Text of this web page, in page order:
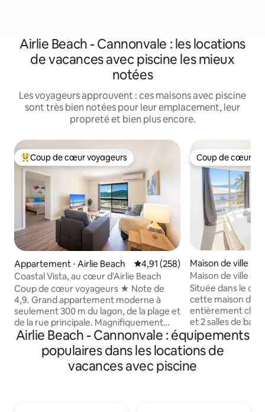
Airlie Beach - Cannonvale : les locations
de vacances avec piscine les mieux
notées
Les voyageurs approuvent : ces maisons avec piscine
sont très bien notées pour leur emplacement, leur
propreté et bien plus encore.
Coups de cœur voyageurs les plus appréciés
Coup de cœur voyageurs
Appartement ⋅ Airlie Beach Évaluation moyenne sur la
4,91 (258)
Coastal Vista, au cœur d'Airlie Beach
Coup de cœur voyageurs ★ Note de
4,9. Grand appartement moderne à
seulement 300 m du lagon, de la plage et
de la rue principale. Magnifiquement
rénové dans un petit complexe de
seulement trois appartements. Pas
besoin de voiture ! Contrairement à la
plupart des appartements Airlie, il n'y a
Coup de cœur
Coup de cœur
Maison de ville ⋅
Maison de ville
Airlie – Vue sur la
Située dans le
cette maison de
entièrement
et 2 salles de
vues sur la mer,
qu'un accès Wi-Fi
pour les familles
souhaitent
Airlie Beach - Cannonvale : équipements
populaires dans les locations de
vacances avec piscine